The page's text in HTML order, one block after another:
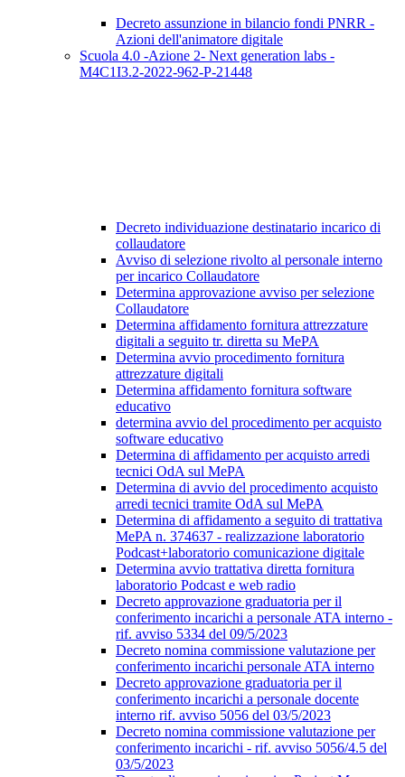
Decreto assunzione in bilancio fondi PNRR -
Azioni dell'animatore digitale
Scuola 4.0 -Azione 2- Next generation labs -
M4C1I3.2-2022-962-P-21448
Decreto individuazione destinatario incarico di
collaudatore
Avviso di selezione rivolto al personale interno
per incarico Collaudatore
Determina approvazione avviso per selezione
Collaudatore
Determina affidamento fornitura attrezzature
digitali a seguito tr. diretta su MePA
Determina avvio procedimento fornitura
attrezzature digitali
Determina affidamento fornitura software
educativo
determina avvio del procedimento per acquisto
software educativo
Determina di affidamento per acquisto arredi
tecnici OdA sul MePA
Determina di avvio del procedimento acquisto
arredi tecnici tramite OdA sul MePA
Determina di affidamento a seguito di trattativa
MePA n. 374637 - realizzazione laboratorio
Podcast+laboratorio comunicazione digitale
Determina avvio trattativa diretta fornitura
laboratorio Podcast e web radio
Decreto approvazione graduatoria per il
conferimento incarichi a personale ATA interno -
rif. avviso 5334 del 09/5/2023
Decreto nomina commissione valutazione per
conferimento incarichi personale ATA interno
Decreto approvazione graduatoria per il
conferimento incarichi a personale docente
interno rif. avviso 5056 del 03/5/2023
Decreto nomina commissione valutazione per
conferimento incarichi - rif. avviso 5056/4.5 del
03/5/2023